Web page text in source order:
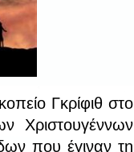
Γκρίφιθ στο
Χριστουγέννων
που έγιναν τη